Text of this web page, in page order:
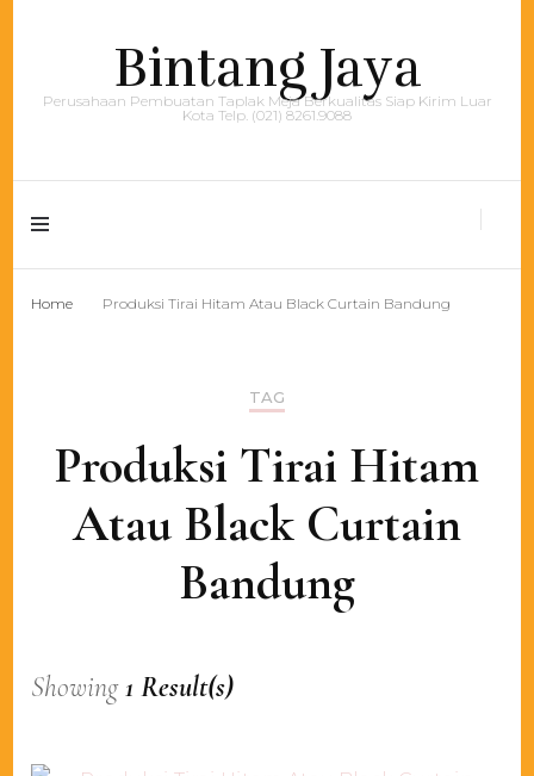
Bintang Jaya
Perusahaan Pembuatan Taplak Meja Berkualitas Siap Kirim Luar
Kota Telp. (021) 8261.9088
Home Produksi Tirai Hitam Atau Black Curtain Bandung
TAG
Produksi Tirai Hitam
Atau Black Curtain
Bandung
Showing1 Result(s)